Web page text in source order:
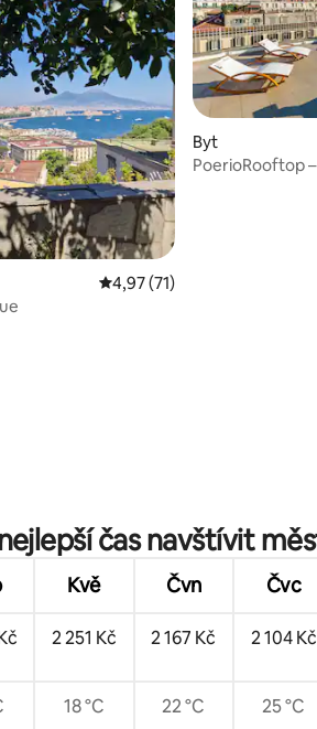
hodnocení
Průměrné hodnocení 4,97 z
4,97 (71)
Byt
PoerioRooftop
čas navštívit
Kvě Čvn Čvc
2 251 Kč 2 167 Kč 2 104 Kč
18 °C 22 °C 25 °C